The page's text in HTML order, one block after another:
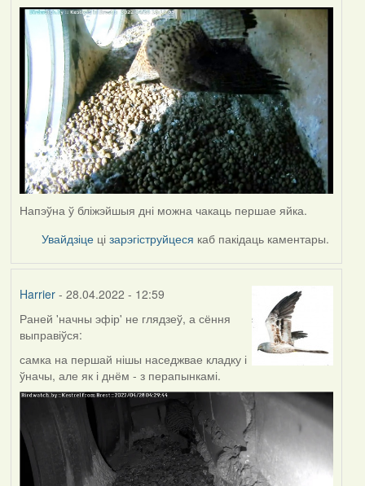
Напэўна ў бліжэйшыя дні можна чакаць першае яйка.
Увайдзіце цізарэгіструйцеся каб пакідаць каментары.
Harrier- 28.04.2022 - 12:59
Раней 'начны эфір' не глядзеў, а сёння
выправіўся:
самка на першай нішы наседжвае кладку і
ўначы, але як і днём - з перапынкамі.